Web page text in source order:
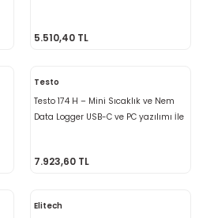
5.510,40 TL
Testo
Testo 174 H – Mini Sıcaklık ve Nem
Data Logger USB-C ve PC yazılımı İle
7.923,60 TL
Elitech